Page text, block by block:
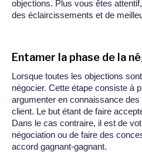
objections. Plus vous êtes
des éclaircissements et de
Entamer la phase de la
Lorsque toutes les objections
négocier. Cette étape consiste à
argumenter en connaissance
client. Le but étant de faire
Dans le cas contraire, il est de
négociation ou de faire des
accord gagnant-gagnant.